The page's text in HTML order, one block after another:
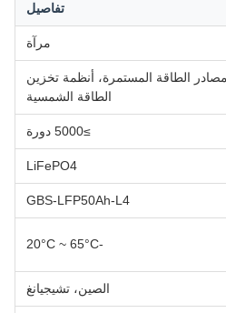
تفاصيل
مرآة
الطاقة المستمرة، أنظمة تخزين
الطاقة الشمسية
≥5000 دورة
LiFePO4
GBS-LFP50Ah-L4
-20°C ~ 65°C
الصين، تشيجيانغ